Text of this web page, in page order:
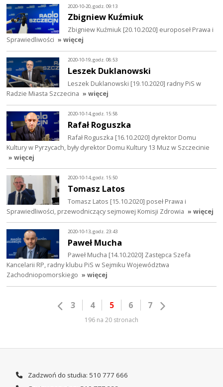
2020-10-20, godz. 09:13
Zbigniew Kuźmiuk
Zbigniew Kuźmiuk [20.10.2020] europoseł Prawa i
Sprawiedliwości » więcej
2020-10-19, godz. 08:53
Leszek Duklanowski
Leszek Duklanowski [19.10.2020] radny PiS w
Radzie Miasta Szczecina » więcej
2020-10-14, godz. 15:58
Rafał Roguszka
Rafał Roguszka [16.10.2020] dyrektor Domu
Kultury w Pyrzycach, były dyrektor Domu Kultury 13 Muz w Szczecinie
» więcej
2020-10-14, godz. 15:50
Tomasz Latos
Tomasz Latos [15.10.2020] poseł Prawa i
Sprawiedliwości, przewodniczący sejmowej Komisji Zdrowia » więcej
2020-10-13, godz. 23:43
Paweł Mucha
Paweł Mucha [14.10.2020] Zastępca Szefa
Kancelarii RP, radny klubu PiS w Sejmiku Województwa
Zachodniopomorskiego » więcej
3 4 5 6 7
196 na 20 stronach
Zadzwoń do studia: 510 777 666